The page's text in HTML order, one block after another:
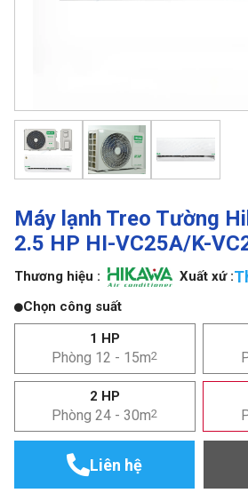
Máy lạnh Treo Tường
2.5 HP HI-VC25A/K-
Thương hiệu : Xuất xứ :
Chọn công suất
1 HP
Phòng 12 - 15m2
2 HP
Phòng 24 - 30m2
Liên hệ